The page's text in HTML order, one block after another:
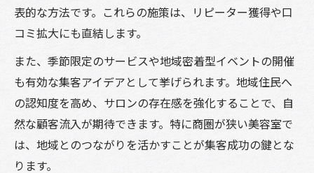
表的な方法です。これらの施策は、リピーター獲得や口
コミ拡大にも直結します。
また、季節限定のサービスや地域密着型イベントの開催
も有効な集客アイデアとして挙げられます。地域住民へ
の認知度を高め、サロンの存在感を強化することで、自
然な顧客流入が期待できます。特に商圏が狭い美容室で
は、地域とのつながりを活かすことが集客成功の鍵とな
ります。